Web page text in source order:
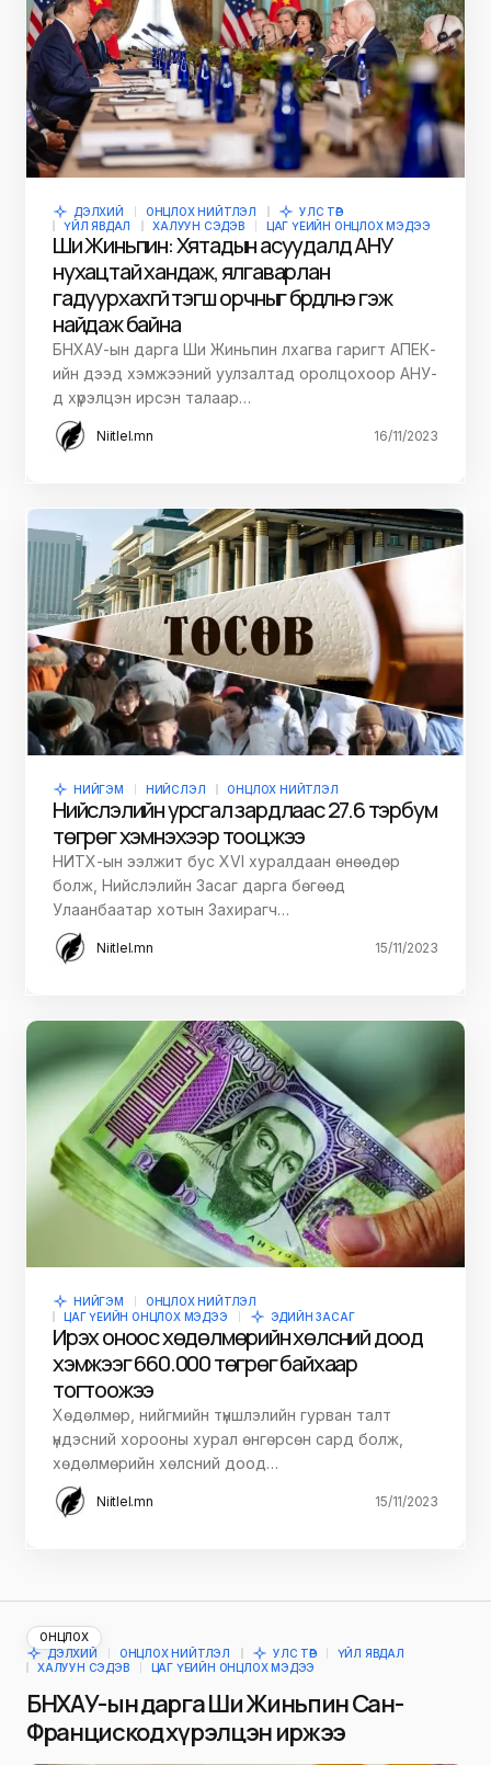
ДЭЛХИЙ ОНЦЛОХ НИЙТЛЭЛ
УЛС ТӨР
ҮЙЛ ЯВДАЛ
ХАЛУУН СЭДЭВ ЦАГ ҮЕИЙН ОНЦЛОХ МЭДЭЭ
Ши Жиньпин: Хятадын асуудалд АНУ
нухацтай хандаж, ялгаварлан
гадуурхахгүй тэгш орчныг бүрдүүлнэ гэж
найдаж байна
БНХАУ-ын дарга Ши Жиньпин лхагва гаригт АПЕК-
ийн дээд хэмжээний уулзалтад оролцохоор АНУ-
д хүрэлцэн ирсэн талаар…
Niitlel.mn 16/11/2023
НИЙГЭМ НИЙСЛЭЛ ОНЦЛОХ НИЙТЛЭЛ
Нийслэлийн урсгал зардлаас 27.6 тэрбум
төгрөг хэмнэхээр тооцжээ
НИТХ-ын ээлжит бус XVI хуралдаан өнөөдөр
болж, Нийслэлийн Засаг дарга бөгөөд
Улаанбаатар хотын Захирагч…
Niitlel.mn 15/11/2023
НИЙГЭМ
ОНЦЛОХ НИЙТЛЭЛ
ЦАГ ҮЕИЙН ОНЦЛОХ МЭДЭЭ
ЭДИЙН ЗАСАГ
Ирэх оноос хөдөлмөрийн хөлсний доод
хэмжээг 660.000 төгрөг байхаар
тогтоожээ
Хөдөлмөр, нийгмийн түншлэлийн гурван талт
үндэсний хорооны хурал өнгөрсөн сард болж,
хөдөлмөрийн хөлсний доод…
Niitlel.mn 15/11/2023
ОНЦЛОХ
ДЭЛХИЙ
ОНЦЛОХ НИЙТЛЭЛ УЛС ТӨР
ҮЙЛ ЯВДАЛ
ХАЛУУН СЭДЭВ
ЦАГ ҮЕИЙН ОНЦЛОХ МЭДЭЭ
БНХАУ-ын дарга Ши Жиньпин Сан-
Францискод хүрэлцэн иржээ